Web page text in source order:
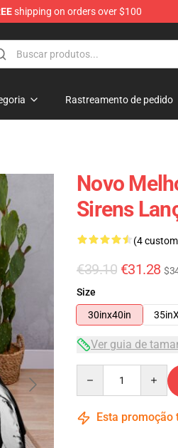
shipping on orders over $100
Rastreamento de pedido
Novo
Sirens
(4
€39.10 €31.28
Size
30inx40in
Ver guia de
Esta promoção